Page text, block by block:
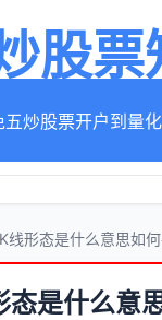
股票
五炒股票开户到量
线形态是什么意思如
态是什么意